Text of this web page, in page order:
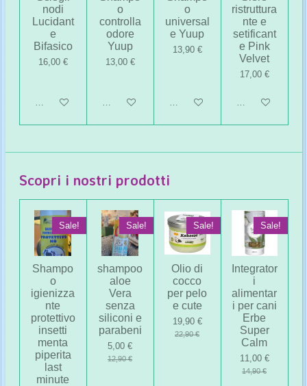
nodi
Lucidant
e
Bifasico
16,00 €
Aggiungi al carrello
o
controlla
odore
Yuup
13,00 €
Aggiungi al carrello
o
universal
e Yuup
13,90 €
Aggiungi al carrello
ristruttura
nte e
setificant
e Pink
Velvet
17,00 €
Aggiungi al
Scopri i nostri prodotti
Sale!
Shampo
o
igienizza
nte
protettivo
insetti
menta
piperita
last
minute
Sale!
shampoo
aloe
Vera
senza
siliconi e
parabeni
5,00 €
12,90 €
Sale!
Olio di
cocco
per pelo
e cute
19,90 €
22,90 €
Sale!
Integrator
i
alimentar
i per cani
Erbe
Super
Calm
11,00 €
14,90 €